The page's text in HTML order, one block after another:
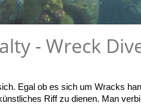
- Wreck
Egal ob es sich um Wracks
Riff zu dienen. Man